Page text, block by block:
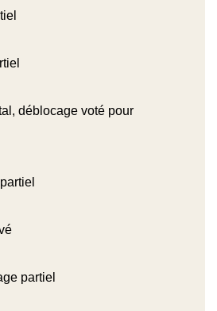
déblocage voté pour
partiel